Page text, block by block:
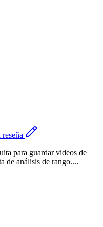
para guardar videos de
de análisis de rango....